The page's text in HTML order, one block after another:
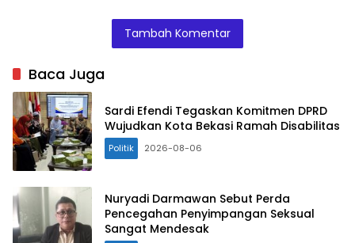
Tambah Komentar
Baca Juga
Sardi Efendi Tegaskan Komitmen DPRD
Wujudkan Kota Bekasi Ramah Disabilitas
Politik 2026-08-06
Nuryadi Darmawan Sebut Perda
Pencegahan Penyimpangan Seksual
Sangat Mendesak